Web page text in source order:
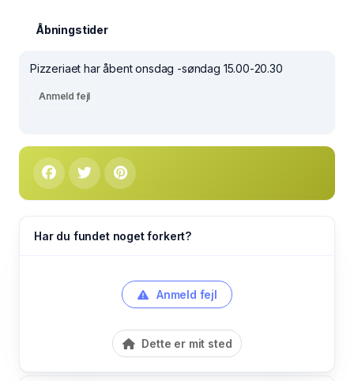
Åbningstider
Pizzeriaet har åbent onsdag -søndag 15.00-20.30
Anmeld fejl
Har du fundet noget forkert?
Anmeld fejl
Dette er mit sted